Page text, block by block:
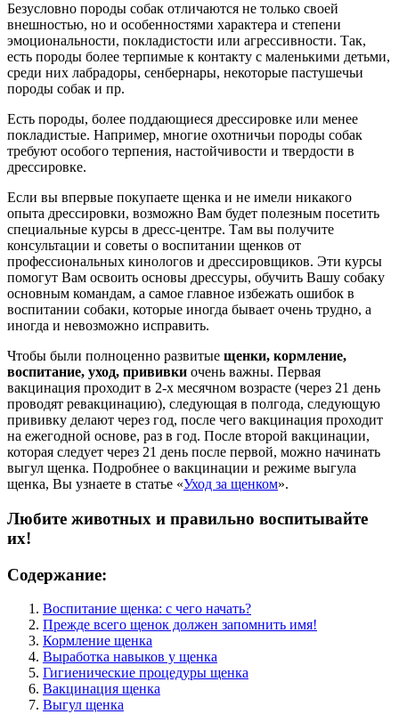
Безусловно породы собак отличаются не только своей
внешностью, но и особенностями характера и степени
эмоциональности, покладистости или агрессивности. Так,
есть породы более терпимые к контакту с маленькими детьми,
среди них лабрадоры, сенбернары, некоторые пастушечьи
породы собак и пр.
Есть породы, более поддающиеся дрессировке или менее
покладистые. Например, многие охотничьи породы собак
требуют особого терпения, настойчивости и твердости в
дрессировке.
Если вы впервые покупаете щенка и не имели никакого
опыта дрессировки, возможно Вам будет полезным посетить
специальные курсы в дресс-центре. Там вы получите
консультации и советы о воспитании щенков от
профессиональных кинологов и дрессировщиков. Эти курсы
помогут Вам освоить основы дрессуры, обучить Вашу собаку
основным командам, а самое главное избежать ошибок в
воспитании собаки, которые иногда бывает очень трудно, а
иногда и невозможно исправить.
Чтобы были полноценно развитые щенки, кормление,
воспитание, уход, прививки очень важны. Первая
вакцинация проходит в 2-х месячном возрасте (через 21 день
проводят ревакцинацию), следующая в полгода, следующую
прививку делают через год, после чего вакцинация проходит
на ежегодной основе, раз в год. После второй вакцинации,
которая следует через 21 день после первой, можно начинать
выгул щенка. Подробнее о вакцинации и режиме выгула
щенка, Вы узнаете в статье «Уход за щенком».
Любите животных и правильно воспитывайте
их!
Содержание:
Воспитание щенка: с чего начать?
Прежде всего щенок должен запомнить имя!
Кормление щенка
Выработка навыков у щенка
Гигиенические процедуры щенка
Вакцинация щенка
Выгул щенка